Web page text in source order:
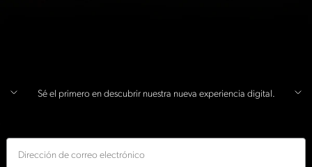
Sé el primero en descubrir nuestra nueva experiencia digital.
Correo electrónico